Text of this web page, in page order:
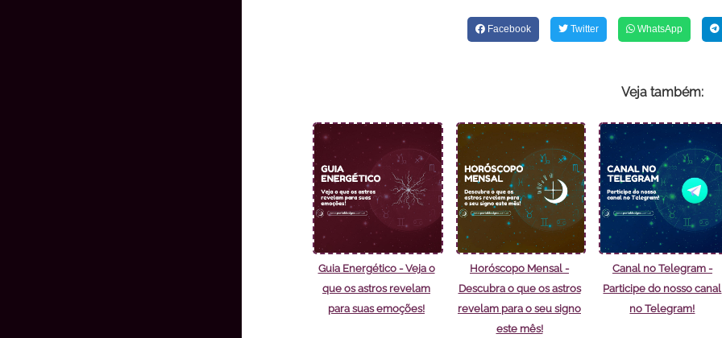
Facebook Twitter WhatsApp
Veja também:
Guia Energético - Veja o
que os astros revelam
para suas emoções!
Horóscopo Mensal -
Descubra o que os astros
revelam para o seu signo
este mês!
Canal no Telegram -
Participe do nosso canal
no Telegram!